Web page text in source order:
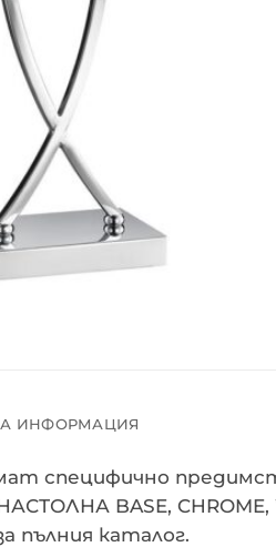
ИНФОРМАЦИЯ
специфично
BASE, CHROME,
пълния каталог.